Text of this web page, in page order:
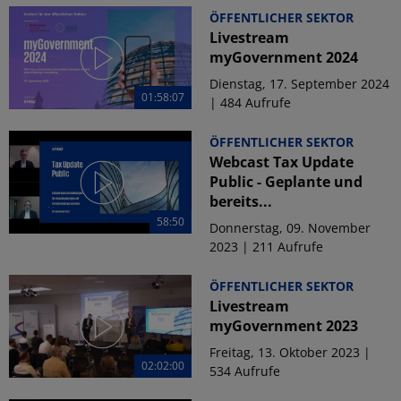
01:58:07
ÖFFENTLICHER SEKTOR
Livestream
myGovernment 2024
Dienstag, 17. September 2024
| 484 Aufrufe
58:50
ÖFFENTLICHER SEKTOR
Webcast Tax Update
Public - Geplante und
bereits...
Donnerstag, 09. November
2023 | 211 Aufrufe
02:02:00
ÖFFENTLICHER SEKTOR
Livestream
myGovernment 2023
Freitag, 13. Oktober 2023 |
534 Aufrufe